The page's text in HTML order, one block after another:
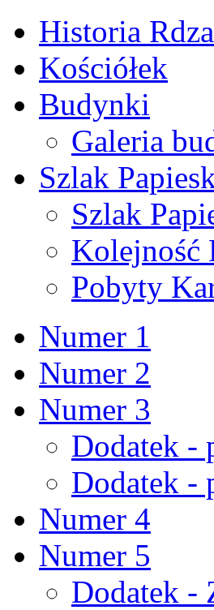
Historia
Kościółek
Budynki
Galeria
Szlak
Szlak
Kolejność
Pobyty
Numer 1
Numer 2
Numer 3
Dodatek -
Dodatek -
Numer 4
Numer 5
Dodatek -